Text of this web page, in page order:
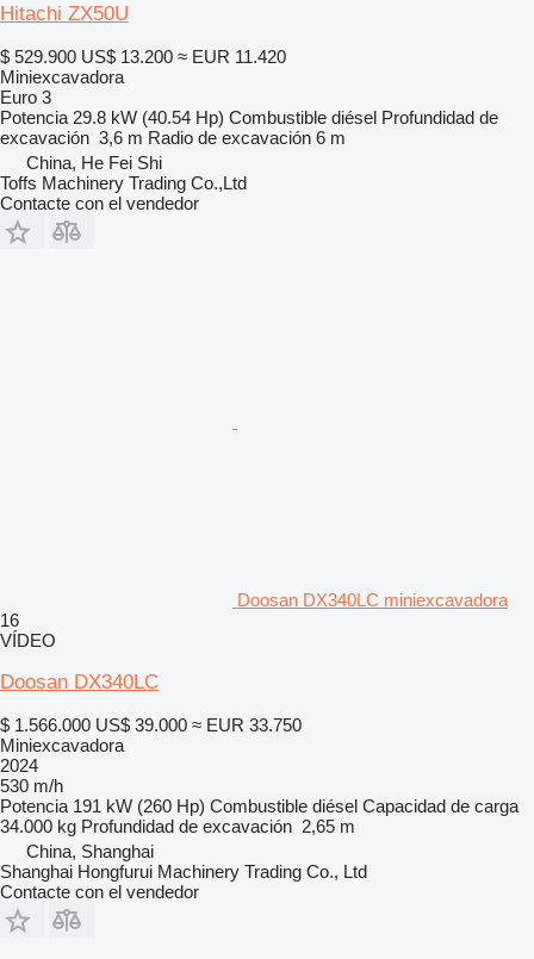
Hitachi ZX50U
$ 529.900 US$ 13.200 ≈ EUR 11.420
Miniexcavadora
Euro 3
Potencia 29.8 kW (40.54 Hp) Combustible diésel Profundidad de
excavación 3,6 m Radio de excavación 6 m
China, He Fei Shi
Toffs Machinery Trading Co.,Ltd
Contacte con el vendedor
Doosan DX340LC miniexcavadora
16
VÍDEO
Doosan DX340LC
$ 1.566.000 US$ 39.000 ≈ EUR 33.750
Miniexcavadora
2024
530 m/h
Potencia 191 kW (260 Hp) Combustible diésel Capacidad de carga
34.000 kg Profundidad de excavación 2,65 m
China, Shanghai
Shanghai Hongfurui Machinery Trading Co., Ltd
Contacte con el vendedor